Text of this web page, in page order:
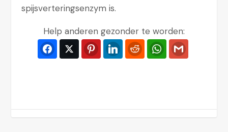
spijsverteringsenzym is.
Help anderen gezonder te worden:
FacebookTwitter PinterestLinkedIn Reddit WhatsApp